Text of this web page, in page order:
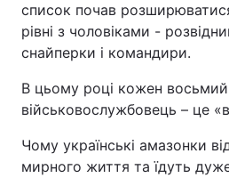
Архів
Контакти
Послуги
список почав
рівні з чоловіками -
снайперки і командири.
В цьому році кожен восьмий
військовослужбовець – це
Чому українські амазонки
мирного життя та їдуть